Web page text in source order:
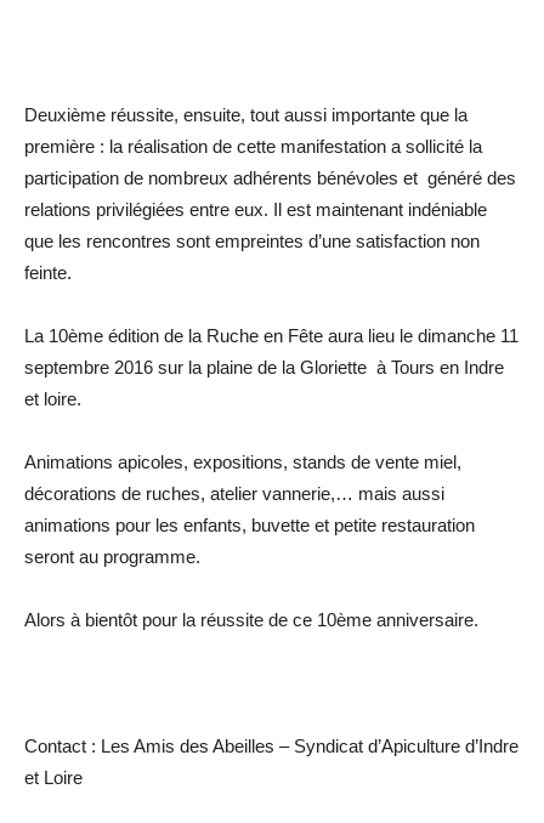
Deuxième réussite, ensuite, tout aussi importante que la
première : la réalisation de cette manifestation a sollicité la
participation de nombreux adhérents bénévoles et généré des
relations privilégiées entre eux. Il est maintenant indéniable
que les rencontres sont empreintes d’une satisfaction non
feinte.
La 10ème édition de la Ruche en Fête aura lieu le dimanche 11
septembre 2016 sur la plaine de la Gloriette à Tours en Indre
et loire.
Animations apicoles, expositions, stands de vente miel,
décorations de ruches, atelier vannerie,… mais aussi
animations pour les enfants, buvette et petite restauration
seront au programme.
Alors à bientôt pour la réussite de ce 10ème anniversaire.
Contact : Les Amis des Abeilles – Syndicat d’Apiculture d’Indre
et Loire